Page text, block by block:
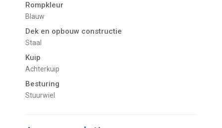
Rompkleur
Blauw
Dek en opbouw constructie
Staal
Kuip
Achterkuip
Besturing
Stuurwiel